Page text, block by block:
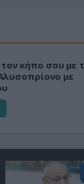
κήπο σου με
με